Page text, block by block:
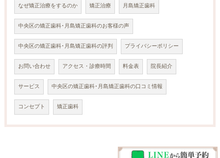
なぜ矯正治療をするのか 矯正治療 月島矯正歯科
中央区の矯正歯科･月島矯正歯科のお客様の声
中央区の矯正歯科･月島矯正歯科の評判 プライバシーポリシー
お問い合わせ アクセス・診療時間 料金表 院長紹介
サービス 中央区の矯正歯科･月島矯正歯科の口コミ情報
コンセプト 矯正歯科